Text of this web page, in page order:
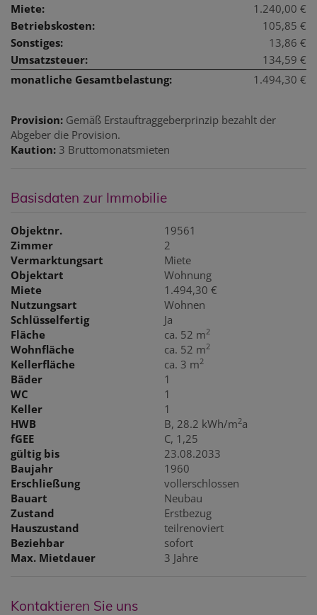
Miete:
1.240,00 €
Betriebskosten:
105,85 €
Sonstiges:
13,86 €
Umsatzsteuer:
134,59 €
monatliche Gesamtbelastung:
1.494,30 €
Provision: Gemäß Erstauftraggeberprinzip bezahlt der
Abgeber die Provision.
Kaution: 3 Bruttomonatsmieten
Basisdaten zur Immobilie
Objektnr.
19561
Zimmer
2
Vermarktungsart
Miete
Objektart
Wohnung
Miete
1.494,30 €
Nutzungsart
Wohnen
Schlüsselfertig
Ja
Fläche
ca. 52 m2
Wohnfläche ca. 52 m2
Kellerfläche ca. 3 m2
Bäder
1
WC
1
Keller
1
HWB
B, 28.2 kWh/m2a
fGEE
C, 1,25
gültig bis
23.08.2033
Baujahr
1960
Erschließung
vollerschlossen
Bauart
Neubau
Zustand
Erstbezug
Hauszustand
teilrenoviert
Beziehbar
sofort
Max. Mietdauer
3 Jahre
Kontaktieren Sie uns